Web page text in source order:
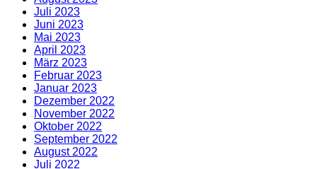
Juli 2023
Juni 2023
Mai 2023
April 2023
März 2023
Februar 2023
Januar 2023
Dezember 2022
November 2022
Oktober 2022
September 2022
August 2022
Juli 2022